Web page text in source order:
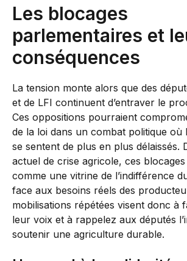
Les blocages
parlementaires et
conséquences
La tension monte alors que des
et de LFI continuent d’entraver le
Ces oppositions pourraient
de la loi dans un combat politique où
se sentent de plus en plus délaissés.
actuel de crise agricole, ces
comme une vitrine de l’indifférence
face aux besoins réels des
mobilisations répétées visent donc à
leur voix et à rappelez aux députés
soutenir une agriculture durable.